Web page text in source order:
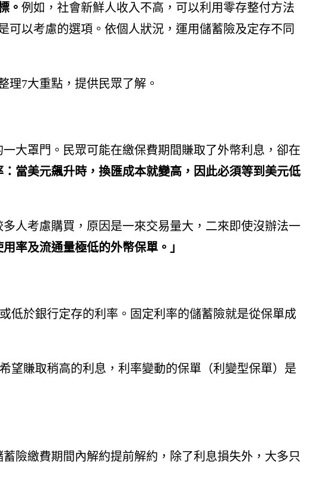
。 例如，社會新鮮人收入不高，可以利用零存整付方法
以考慮的選項。依個人狀況，運用儲蓄險及定存不同
理7大重點，提供民眾了解。
大罩門。民眾可能在繳保費期間賺取了外幣利息，卻在
當美元飆升時，換匯成本就變高，因此必須等到美元低
人考慮購買，原因是一來交易量大，二來即使沒辦法一
用率及流通量極低的外幣保單。」
低於銀行定存的利率。固定利率的儲蓄險就是從保單成
望賺取稍高的利息，利率變動的保單（利變型保單）是
險繳費期間內解約提前解約，除了利息損失外，大多只